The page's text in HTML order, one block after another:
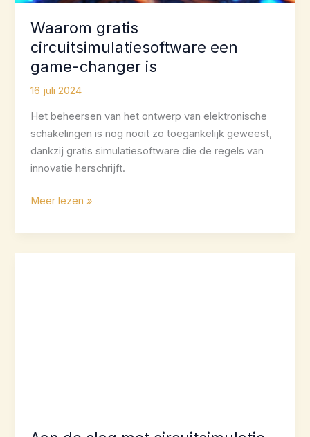
Waarom gratis
circuitsimulatiesoftware een
game-changer is
16 juli 2024
Het beheersen van het ontwerp van elektronische
schakelingen is nog nooit zo toegankelijk geweest,
dankzij gratis simulatiesoftware die de regels van
innovatie herschrijft.
Waarom
circuitsimulatiesoftware
een
Meer lezen »